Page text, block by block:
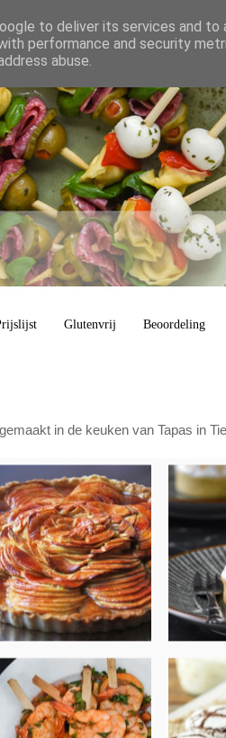
Glutenvrij Beoordeling
in de keuken van Tapas in
to deliver its services and to
performance and security
abuse.